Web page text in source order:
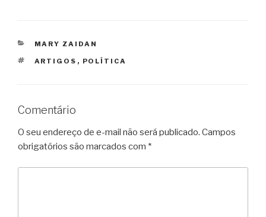
CATEGORIAS
MARY ZAIDAN
TAGS
ARTIGOS , POLÍTICA
Comentário
O seu endereço de e-mail não será publicado. Campos
obrigatórios são marcados com *